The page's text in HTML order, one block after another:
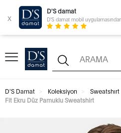
x
D'S damat
D'S damat mobil
D'S Damat Koleksiyon Sweatshırt
Fit Ekru Düz Pamuklu Sweatshirt